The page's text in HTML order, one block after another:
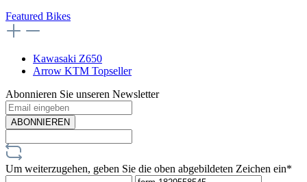
Featured Bikes
Kawasaki Z650
Arrow KTM Topseller
Abonnieren Sie unseren Newsletter
ABONNIEREN
Um weiterzugehen, geben Sie die oben abgebildeten Zeichen ein*